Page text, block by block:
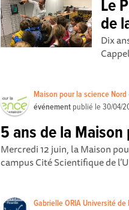
Le
de
Dix
Maison pour la science Nord
événement publié le30/04/
5 ans de la Maison
Mercredi 12 juin, la Maison
campus Cité Scientifique de
Gabrielle ORIA Université